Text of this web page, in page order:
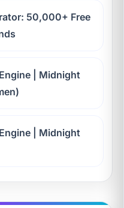
50,000+ Free
| Midnight
| Midnight